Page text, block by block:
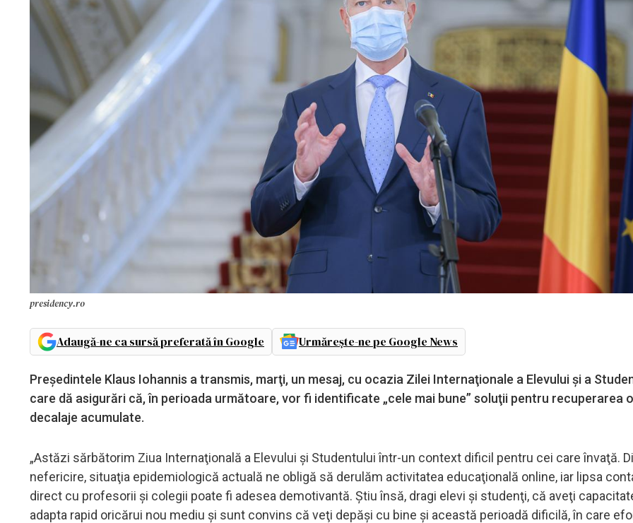
presidency.ro
Adaugă-ne ca sursă preferată în Google Urmărește-ne pe Google News
Preşedintele Klaus Iohannis a transmis, marţi, un mesaj, cu ocazia Zilei Internaţionale a Elevului şi a
care dă asigurări că, în perioada următoare, vor fi identificate „cele mai bune” soluţii pentru recuperarea
decalaje acumulate.
„Astăzi sărbătorim Ziua Internaţională a Elevului şi Studentului într-un context dificil pentru cei care învaţă.
nefericire, situaţia epidemiologică actuală ne obligă să derulăm activitatea educaţională online, iar lipsa
direct cu profesorii şi colegii poate fi adesea demotivantă. Ştiu însă, dragi elevi şi studenţi, că aveţi
adapta rapid oricărui nou mediu şi sunt convins că veţi depăşi cu bine şi această perioadă dificilă, în care